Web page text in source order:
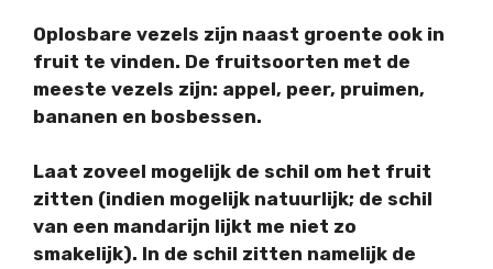
Oplosbare vezels zijn naast groente ook in
fruit te vinden. De fruitsoorten met de
meeste vezels zijn: appel, peer, pruimen,
bananen en bosbessen.
Laat zoveel mogelijk de schil om het fruit
zitten (indien mogelijk natuurlijk; de schil
van een mandarijn lijkt me niet zo
smakelijk). In de schil zitten namelijk de